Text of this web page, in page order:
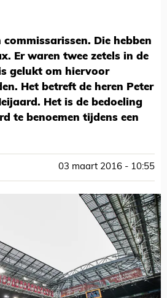
Die hebben
Er waren twee zetels in de
gelukt om hiervoor
Het betreft de heren Peter
Het is de bedoeling
te benoemen tijdens een
03 maart 2016 - 10:55